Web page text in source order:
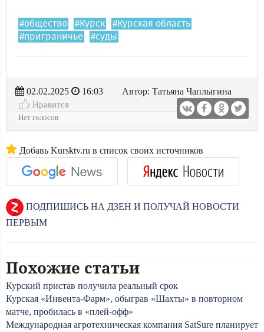
#общество #Курск
#Курская область
#приграничье
#суды
02.02.2025 16:03
Автор: Татьяна Чаплыгина
Нравится
Нет голосов
Добавь Kursktv.ru в список своих источников
ПОДПИШИСЬ НА ДЗЕН И ПОЛУЧАЙ НОВОСТИ
ПЕРВЫМ
Похожие статьи
Курский пристав получила реальный срок
Курская «Инвента-Фарм», обыграв «Шахты» в повторном
матче, пробилась в «плей-офф»
Международная агротехническая компания SatSure планирует